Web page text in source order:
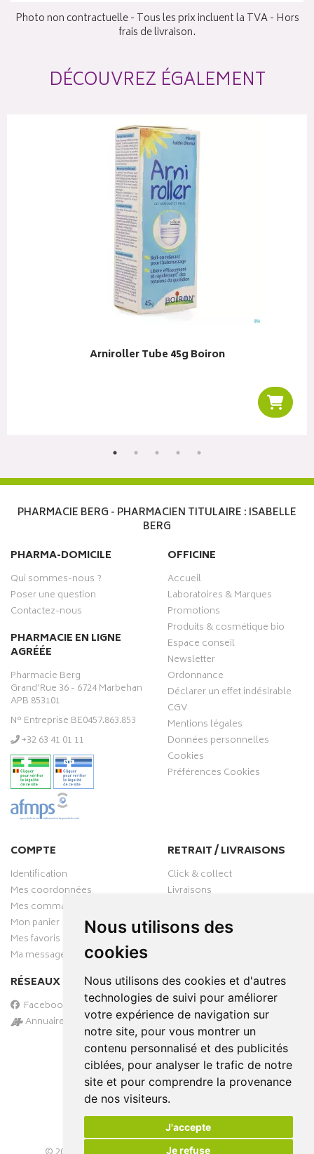
Nous utilisons des
cookies
Nous utilisons des cookies et d'autres
technologies de suivi pour améliorer
votre expérience de navigation sur
notre site, pour vous montrer un
contenu personnalisé et des publicités
ciblées, pour analyser le trafic de notre
site et pour comprendre la provenance
de nos visiteurs.
J'accepte
Je refuse
Photo non contractuelle - Tous les prix incluent la TVA - Hors
frais de livraison.
DÉCOUVREZ ÉGALEMENT
Arniroller Tube 45g Boiron
PHARMACIE BERG - PHARMACIEN TITULAIRE : ISABELLE
BERG
PHARMA-DOMICILE
Qui sommes-nous ?
Poser une question
Contactez-nous
PHARMACIE EN LIGNE
AGRÉÉE
Pharmacie Berg
Grand’Rue 36 - 6724 Marbehan
APB 853101
N° Entreprise BE0457.863.853
‭+32 63 41 01 11‬
OFFICINE
Accueil
Laboratoires & Marques
Promotions
Produits & cosmétique bio
Espace conseil
Newsletter
Ordonnance
Déclarer un effet indésirable
CGV
Mentions légales
Données personnelles
Cookies
Préférences Cookies
COMPTE
Identification
Mes coordonnées
Mes commandes
Mon panier
Mes favoris
Ma messagerie
RÉSEAUX SOCIAUX
Facebook
Annuaire des pharmacies
RETRAIT / LIVRAISONS
Click & collect
Livraisons
PAIEMENT SÉCURISÉ